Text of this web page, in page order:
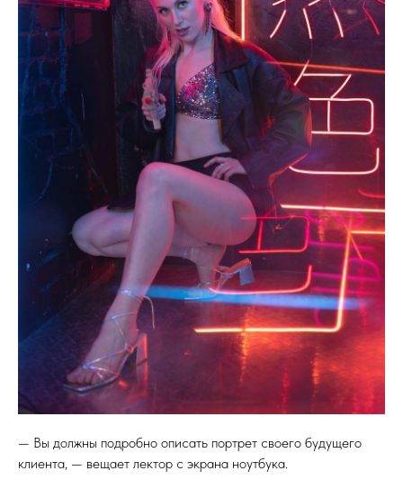
— Вы должны подробно описать портрет своего будущего
клиента, — вещает лектор с экрана ноутбука.